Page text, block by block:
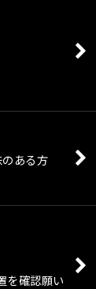
ある方
を確認願い